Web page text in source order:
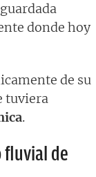
donde hoy
de su
tuviera
.
fluvial de